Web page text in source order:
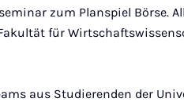
zum Planspiel Börse.
für
aus Studierenden der